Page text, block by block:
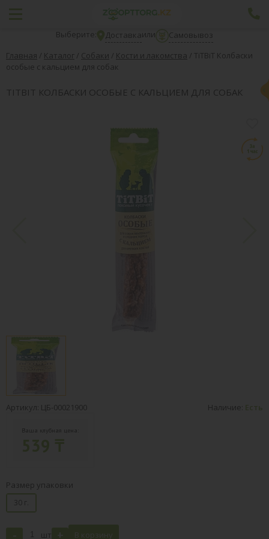
Выберите: Доставкаили
Самовывоз
Главная / Каталог / Собаки / Кости и лакомства / TiTBiT Колбаски
особые с кальцием для собак
TITBIT КОЛБАСКИ ОСОБЫЕ С КАЛЬЦИЕМ ДЛЯ СОБАК
Артикул: ЦБ-00021900 Наличие: Есть
Ваша клубная цена:
Размер упаковки
30 г.
- шт + В корзину